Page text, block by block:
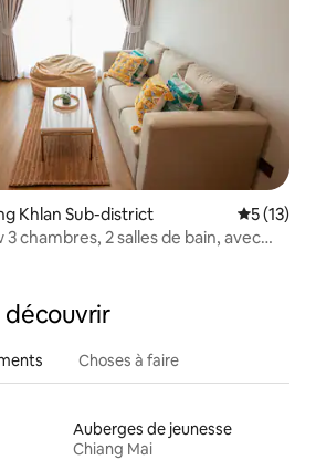
Khlan Sub-district Note
5 (13)
chambres, 2 salles de bain, avec
découvrir
Choses à faire
Auberges de jeunesse
Chiang Mai